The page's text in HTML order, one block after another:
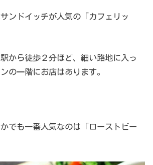
ンドイッチが人気の「カフェリッ
から徒歩２分ほど、細い路地に入っ
の一階にお店はあります。
でも一番人気なのは「ローストビー